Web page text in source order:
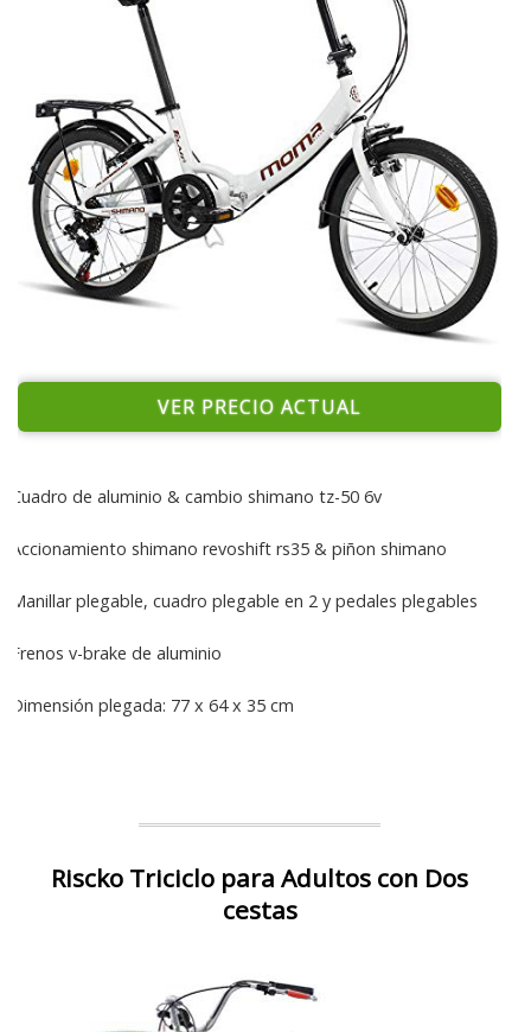
VER PRECIO ACTUAL
Cuadro de aluminio & cambio shimano tz-50 6v
Accionamiento shimano revoshift rs35 & piñon shimano
Manillar plegable, cuadro plegable en 2 y pedales plegables
Frenos v-brake de aluminio
Dimensión plegada: 77 x 64 x 35 cm
Riscko Triciclo para Adultos con Dos
cestas